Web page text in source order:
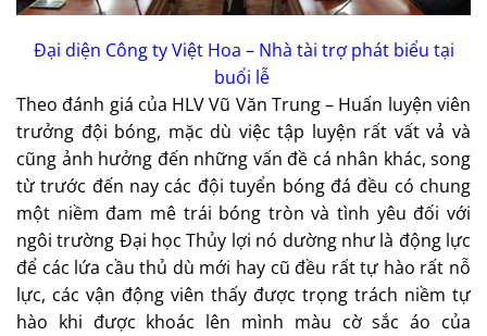
Đại diện Công ty Việt Hoa – Nhà tài trợ phát biểu tại
buổi lễ
Theo đánh giá của HLV Vũ Văn Trung – Huấn luyện viên
trưởng đội bóng, mặc dù việc tập luyện rất vất vả và
cũng ảnh hưởng đến những vấn đề cá nhân khác, song
từ trước đến nay các đội tuyển bóng đá đều có chung
một niềm đam mê trái bóng tròn và tình yêu đối với
ngôi trường Đại học Thủy lợi nó dường như là động lực
để các lứa cầu thủ dù mới hay cũ đều rất tự hào rất nỗ
lực, các vận động viên thấy được trọng trách niềm tự
hào khi được khoác lên mình màu cờ sắc áo của